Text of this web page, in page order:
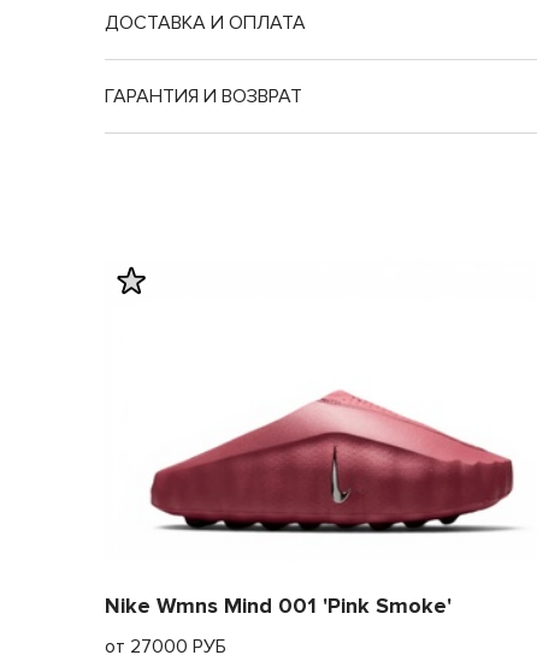
ДОСТАВКА И ОПЛАТА
ГАРАНТИЯ И ВОЗВРАТ
Nike Wmns Mind 001 'Pink Smoke'
от 27000 РУБ